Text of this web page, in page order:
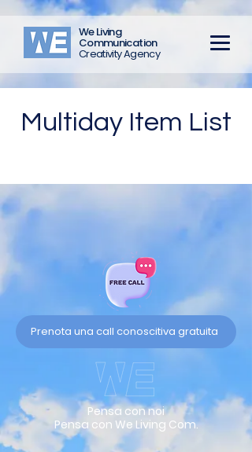
We Living
Communication
Creativity Agency
Multiday Item List
Prenota una call conoscitiva gratuita
Pensa con noi
Pensa con We Living Com.